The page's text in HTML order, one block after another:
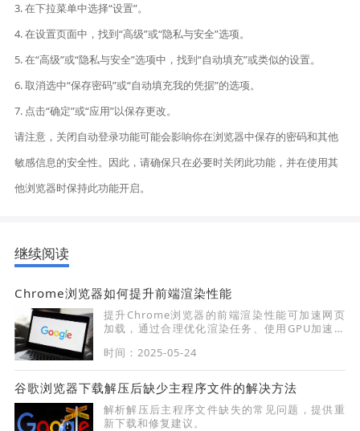
3. 在下拉菜单中选择“设置”。
4. 在设置页面中，找到“高级”或“隐私与安全”选项。
5. 在“高级”或“隐私与安全”选项中，找到“自动填充”或类似的设置。
6. 取消选中“保存密码”或“自动填充我的凭据”的选项。
7. 点击“确定”或“应用”以保存更改。
请注意，关闭自动登录功能可能会影响你在浏览器中保存的密码和其他
敏感信息的安全性。因此，请确保只在必要时关闭此功能，并在使用其
他浏览器时保持此功能开启。
继续阅读
Chrome浏览器如何提升前端渲染性能
提升Chrome浏览器的前端渲染性能可加速网页
加载，通过合理优化渲染任务、使用GPU加速等
时间：2025-05-24
谷歌浏览器下载解压后缺少主程序文件的解决方法
解析解压后主程序文件缺失的常见问题，提供重
新下载和修复建议。